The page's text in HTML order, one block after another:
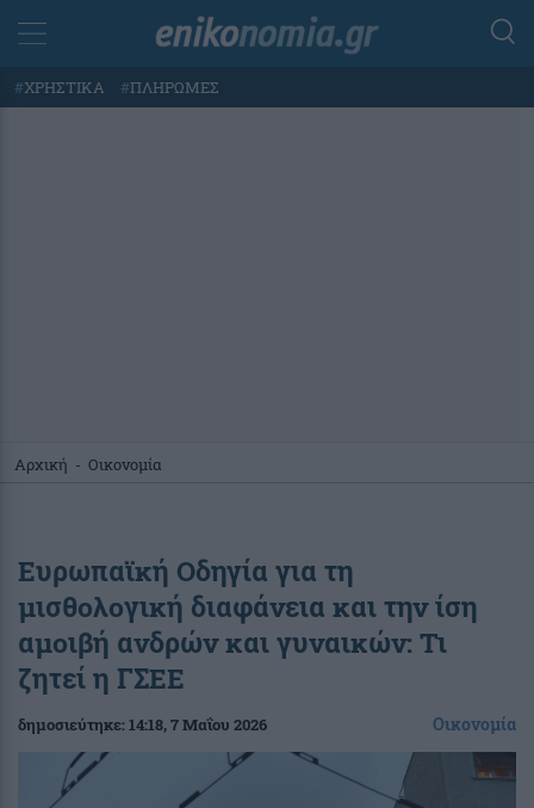
#ΧΡΗΣΤΙΚΑ #ΠΛΗΡΩΜΕΣ
Αρχική - Οικονομία
Ευρωπαϊκή Οδηγία για τη
μισθολογική διαφάνεια και την ίση
αμοιβή ανδρών και γυναικών: Τι
ζητεί η ΓΣΕΕ
δημοσιεύτηκε:14:18, 7 Μαΐου 2026 Οικονομία